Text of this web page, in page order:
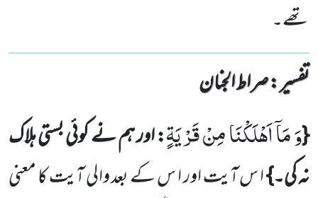
تھے۔
تفسیر : ‎صراط الجنان
{وَ مَاۤ اَهْلَكْنَا مِنْ قَرْیَةٍ: اور ہم نے کوئی بستی ہلاک
نہ کی۔}ا س آیت اور ا س کے بعد والی آیت کا معنی